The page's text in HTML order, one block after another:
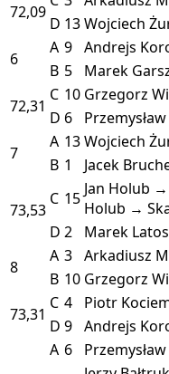
72,09
D 13Wojciech
6
A 9 Andrejs
B 5 Marek
72,31
C 10 Grzegorz
D 6
7
A 13Wojciech
B 1 Jacek
73,53
C 15 Jan Holub →
Holub →
D 2 Marek
8
A 3 Arkadiusz
B 10 Grzegorz
73,31
C 4 Piotr
D 9 Andrejs
A 6